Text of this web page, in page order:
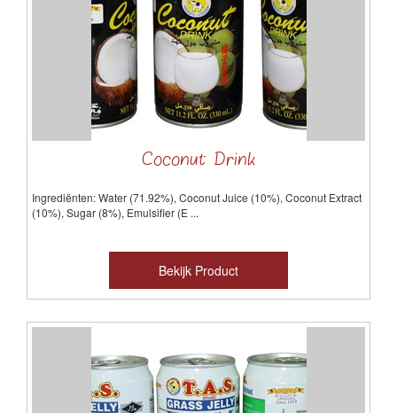
Coconut Drink
Ingrediënten: Water (71.92%), Coconut Juice (10%), Coconut Extract
(10%), Sugar (8%), Emulsifier (E ...
Bekijk Product